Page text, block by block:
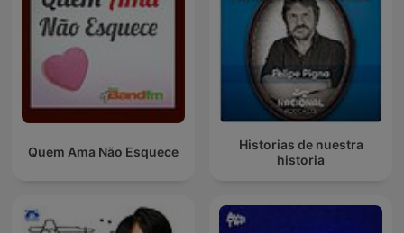
Quem Ama Não Esquece
Historias de nuestra
historia